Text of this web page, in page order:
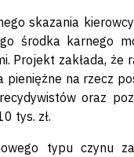
skazania
środka karnego
Projekt zakłada,
na rzecz
oraz
tys. zł.
typu czynu